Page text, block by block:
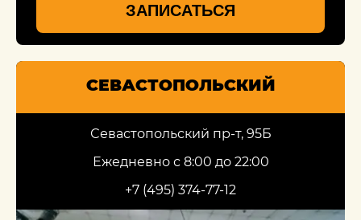
ЗАПИСАТЬСЯ
СЕВАСТОПОЛЬСКИЙ
Севастопольский пр-т, 95Б
Ежедневно с 8:00 до 22:00
+7 (495) 374-77-12